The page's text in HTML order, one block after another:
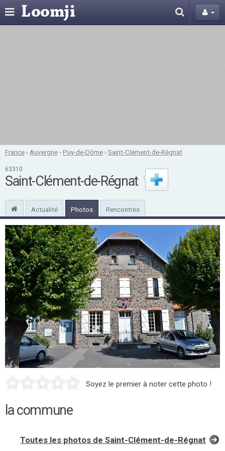
France › Auvergne ›Puy-de-Dôme ›Saint-Clément-de-Régnat
63310
Saint-Clément-de-Régnat
Actualité Photos Rencontres
Soyez le premier à noter cette photo !
la commune
Toutes les photos de Saint-Clément-de-Régnat